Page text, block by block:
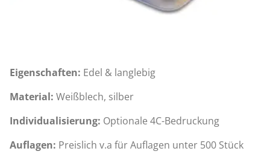
Eigenschaften: Edel & langlebig
Material: Weißblech, silber
Individualisierung: Optionale 4C-Bedruckung
Auflagen: Preislich v.a für Auflagen unter 500 Stück